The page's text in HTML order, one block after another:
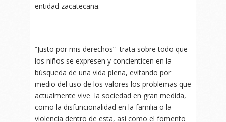
entidad zacatecana.
“Justo por mis derechos” trata sobre todo que
los niños se expresen y concienticen en la
búsqueda de una vida plena, evitando por
medio del uso de los valores los problemas que
actualmente vive la sociedad en gran medida,
como la disfuncionalidad en la familia o la
violencia dentro de esta, así como el fomento